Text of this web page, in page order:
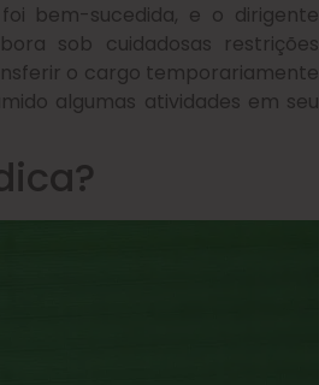
bem-sucedida, e o dirigente
sob cuidadosas restrições
o cargo temporariamente
algumas atividades em seu